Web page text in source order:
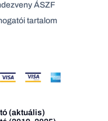
ÁSZF
tartalom
(aktuális)